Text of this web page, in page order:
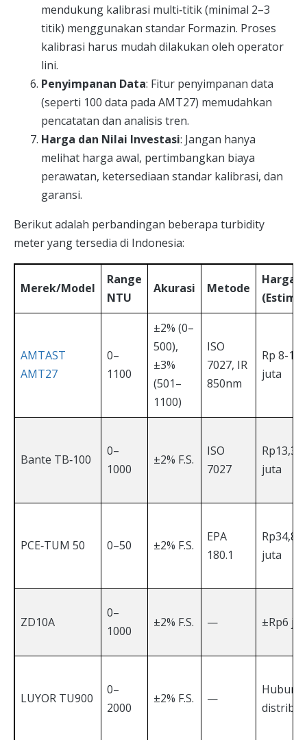
mendukung kalibrasi multi‑titik (minimal 2–3
titik) menggunakan standar Formazin. Proses
kalibrasi harus mudah dilakukan oleh operator
lini.
Penyimpanan Data: Fitur penyimpanan data
(seperti 100 data pada AMT27) memudahkan
pencatatan dan analisis tren.
Harga dan Nilai Investasi: Jangan hanya
melihat harga awal, pertimbangkan biaya
perawatan, ketersediaan standar kalibrasi, dan
garansi.
Berikut adalah perbandingan beberapa turbidity
meter yang tersedia di Indonesia:
Merek/Model
Range
NTU
Akurasi Metode
Harga
AMTAST
AMT27
0–
1100
±2% (0–
500),
±3%
(501–
1100)
ISO
7027, IR
850nm
Rp 8-10
juta
Bante TB‑100
0–
1000
±2% F.S.
ISO
7027
Rp13,3
juta
PCE‑TUM 50 0–50 ±2% F.S.
EPA
180.1
Rp34,85
juta
ZD10A
0–
1000
±2% F.S. — ±Rp6
LUYOR TU900
0–
2000
±2% F.S. —
Hubungi